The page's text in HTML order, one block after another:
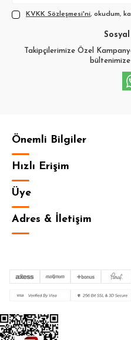
KVKK Sözleşmesi'ni, okudum,
Takipçilerimize Özel
Önemli Bilgiler
Hızlı Erişim
Üye
Adres & İletişim